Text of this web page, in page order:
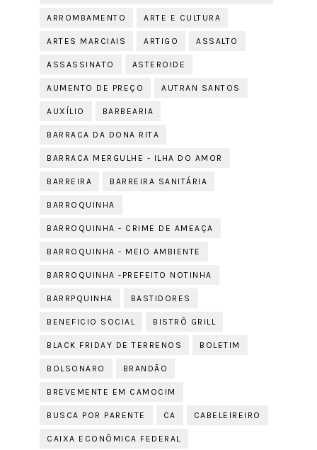
ARROMBAMENTO ARTE E CULTURA
ARTES MARCIAIS ARTIGO ASSALTO
ASSASSINATO ASTEROIDE
AUMENTO DE PREÇO AUTRAN SANTOS
AUXÍLIO BARBEARIA
BARRACA DA DONA RITA
BARRACA MERGULHE - ILHA DO AMOR
BARREIRA BARREIRA SANITÁRIA
BARROQUINHA
BARROQUINHA - CRIME DE AMEAÇA
BARROQUINHA - MEIO AMBIENTE
BARROQUINHA -PREFEITO NOTINHA
BARRPQUINHA BASTIDORES
BENEFICIO SOCIAL BISTRÔ GRILL
BLACK FRIDAY DE TERRENOS BOLETIM
BOLSONARO BRANDÃO
BREVEMENTE EM CAMOCIM
BUSCA POR PARENTE CA CABELEIREIRO
CAIXA ECONÔMICA FEDERAL